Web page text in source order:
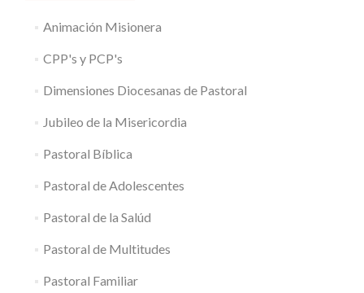
Animación Misionera
CPP's y PCP's
Dimensiones Diocesanas de Pastoral
Jubileo de la Misericordia
Pastoral Bíblica
Pastoral de Adolescentes
Pastoral de la Salúd
Pastoral de Multitudes
Pastoral Familiar